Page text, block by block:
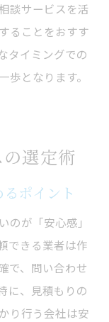
談サービスを活
ることをおすす
タイミングでの
となります。
選定術
ポイント
のが「安心感」
できる業者は作
で、問い合わせ
に、見積もりの
り行う会社は安